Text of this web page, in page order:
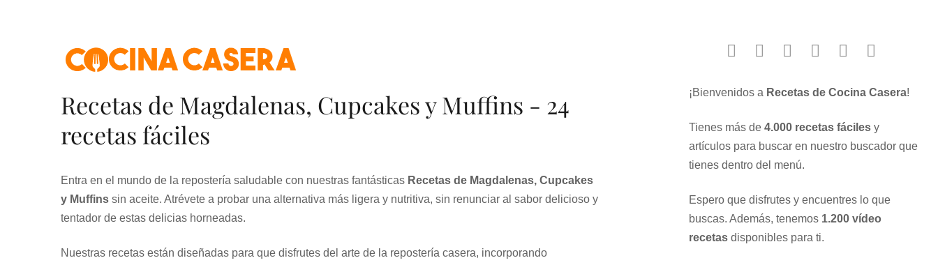
Recetas de Magdalenas, Cupcakes y Muffins - 24
recetas fáciles
Entra en el mundo de la repostería saludable con nuestras fantásticas Recetas de Magdalenas, Cupcakes
y Muffins sin aceite. Atrévete a probar una alternativa más ligera y nutritiva, sin renunciar al sabor delicioso y
tentador de estas delicias horneadas.
Nuestras recetas están diseñadas para que disfrutes del arte de la repostería casera, incorporando
¡Bienvenidos a Recetas de Cocina Casera!
Tienes más de 4.000 recetas fácilesy
artículos para buscar en nuestro buscador que
tienes dentro del menú.
Espero que disfrutes y encuentres lo que
buscas. Además, tenemos 1.200 vídeo
recetasdisponibles para ti.